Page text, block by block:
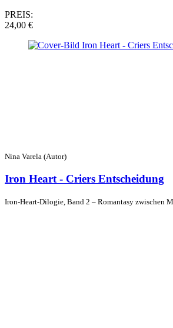
PREIS:
24,00 €
Nina Varela (Autor)
Iron Heart - Criers Entscheidung
Iron-Heart-Dilogie, Band 2 – Romantasy zwischen